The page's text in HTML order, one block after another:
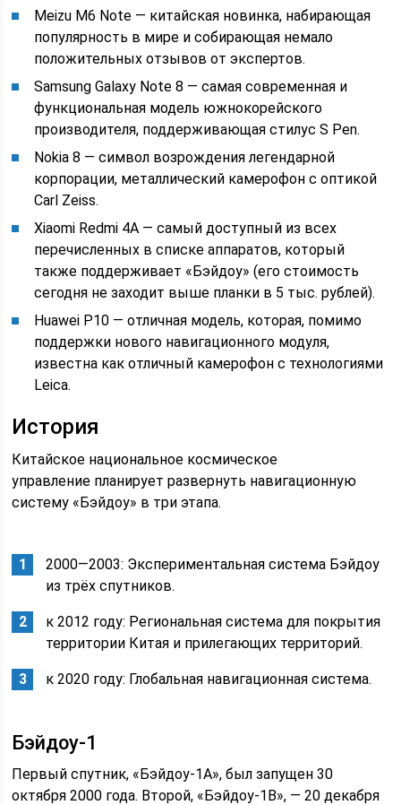
Meizu M6 Note — китайская новинка, набирающая
популярность в мире и собирающая немало
положительных отзывов от экспертов.
Samsung Galaxy Note 8 — самая современная и
функциональная модель южнокорейского
производителя, поддерживающая стилус S Pen.
Nokia 8 — символ возрождения легендарной
корпорации, металлический камерофон с оптикой
Carl Zeiss.
Xiaomi Redmi 4A — самый доступный из всех
перечисленных в списке аппаратов, который
также поддерживает «Бэйдоу» (его стоимость
сегодня не заходит выше планки в 5 тыс. рублей).
Huawei P10 — отличная модель, которая, помимо
поддержки нового навигационного модуля,
известна как отличный камерофон с технологиями
Leica.
История
Китайское национальное космическое
управление планирует развернуть навигационную
систему «Бэйдоу» в три этапа.
2000—2003: Экспериментальная система Бэйдоу
из трёх спутников.
к 2012 году: Региональная система для покрытия
территории Китая и прилегающих территорий.
к 2020 году: Глобальная навигационная система.
Бэйдоу-1
Первый спутник, «Бэйдоу-1А», был запущен 30
октября 2000 года. Второй, «Бэйдоу-1B», — 20 декабря